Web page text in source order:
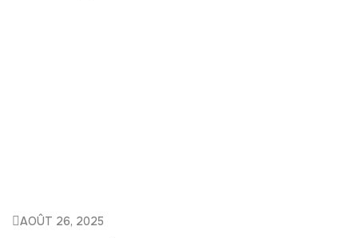
AOÛT 26, 2025